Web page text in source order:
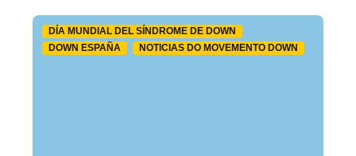
DÍA MUNDIAL DEL SÍNDROME DE DOWN
DOWN ESPAÑA
NOTICIAS DO MOVEMENTO DOWN